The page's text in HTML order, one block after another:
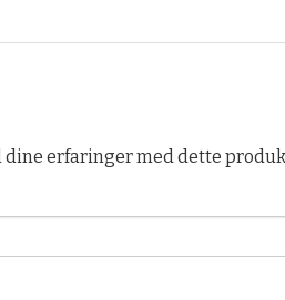
erfaringer med dette